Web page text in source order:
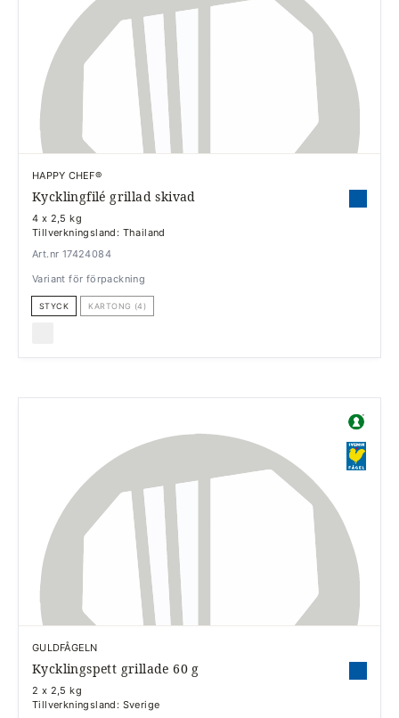
HAPPY CHEF®
Kycklingfilé grillad skivad
4 x 2,5 kg
Tillverkningsland: Thailand
Art.nr 17424084
Variant för förpackning
STYCK KARTONG (4)
GULDFÅGELN
Kycklingspett grillade 60 g
2 x 2,5 kg
Tillverkningsland: Sverige